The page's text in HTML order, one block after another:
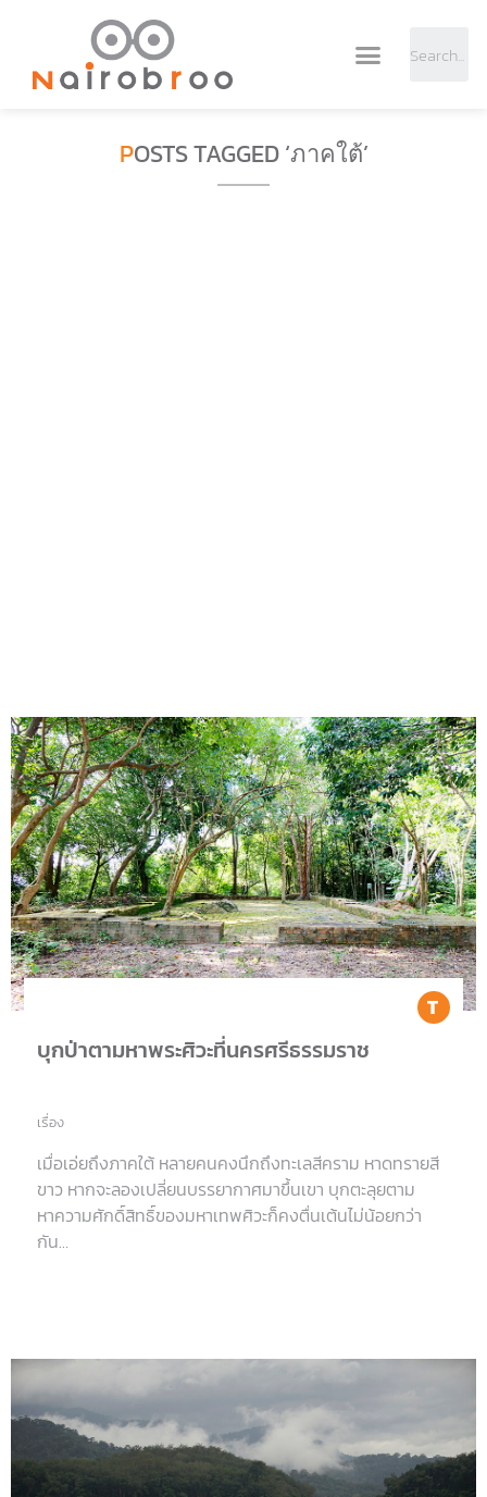
POSTS TAGGED ‘ภาคใต้’
บุกป่าตามหาพระศิวะที่นครศรีธรรมราช
เรื่อง
เมื่อเอ่ยถึงภาคใต้ หลายคนคงนึกถึงทะเลสีคราม หาดทรายสี
ขาว หากจะลองเปลี่ยนบรรยากาศมาขึ้นเขา บุกตะลุยตาม
หาความศักดิ์สิทธิ์ของมหาเทพศิวะก็คงตื่นเต้นไม่น้อยกว่า
กัน…